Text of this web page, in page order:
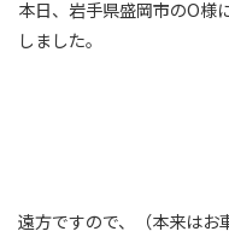
本日、岩手県盛岡市のO様
しました。
遠方ですので、（本来はお